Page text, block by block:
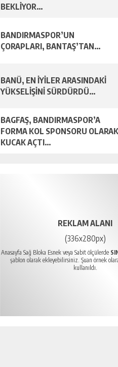
BEKLİYOR…
BANDIRMASPOR’UN
ÇORAPLARI, BANTAŞ’TAN…
BANÜ, EN İYİLER ARASINDAKİ
YÜKSELİŞİNİ SÜRDÜRDÜ…
BAGFAŞ, BANDIRMASPOR’A
FORMA KOL SPONSORU OLARAK
KUCAK AÇTI…
REKLAM ALANI
(336x280px)
Anasayfa Sağ Bloka Esnek veya Sabit ölçülerde
şablon olarak ekleyebilirsiniz. Şuan örnek
kullanıldı.